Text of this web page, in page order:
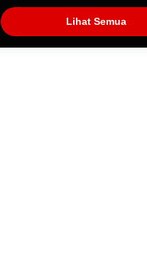
Miliaran Kini
Dipertanyakan
Lihat Semua